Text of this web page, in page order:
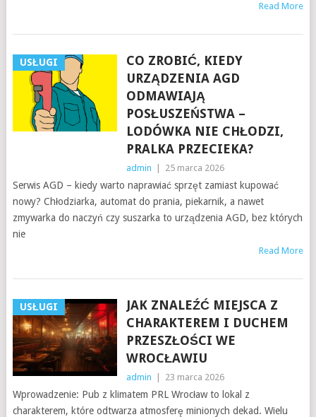
Read More
USŁUGI
CO ZROBIĆ, KIEDY
URZĄDZENIA AGD
ODMAWIAJĄ
POSŁUSZEŃSTWA –
LODÓWKA NIE CHŁODZI,
PRALKA PRZECIEKA?
admin 25 marca 2026
Serwis AGD – kiedy warto naprawiać sprzęt zamiast kupować
nowy? Chłodziarka, automat do prania, piekarnik, a nawet
zmywarka do naczyń czy suszarka to urządzenia AGD, bez których
nie
Read More
USŁUGI
JAK ZNALEŹĆ MIEJSCA Z
CHARAKTEREM I DUCHEM
PRZESZŁOŚCI WE
WROCŁAWIU
admin 23 marca 2026
Wprowadzenie: Pub z klimatem PRL Wrocław to lokal z
charakterem, które odtwarza atmosferę minionych dekad. Wielu